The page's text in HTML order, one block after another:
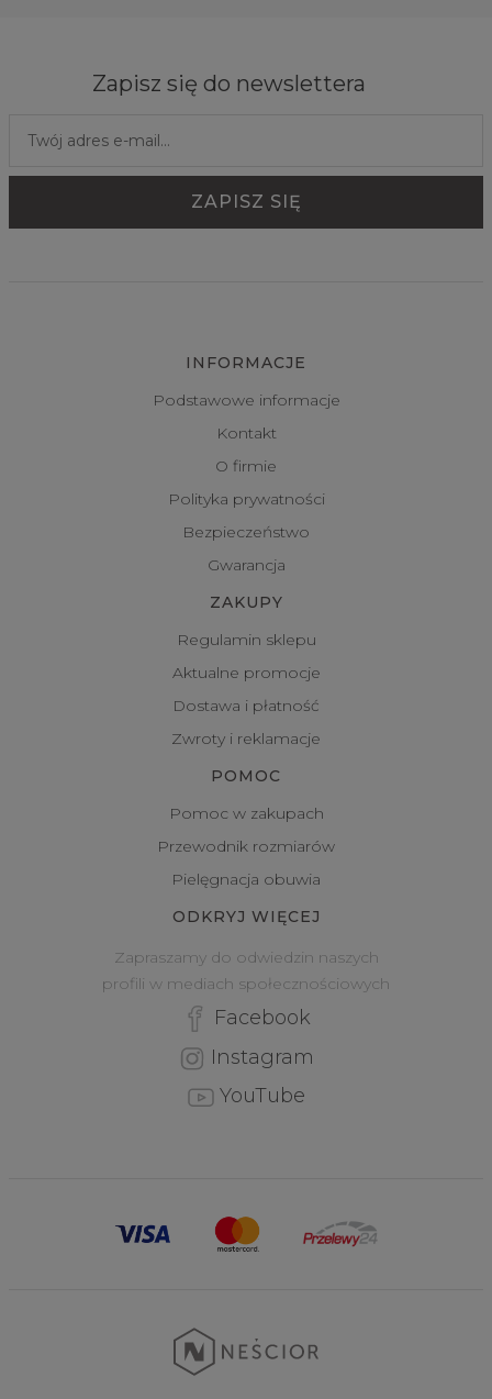
Zapisz się do newslettera
INFORMACJE
Podstawowe informacje
Kontakt
O firmie
Polityka prywatności
Bezpieczeństwo
Gwarancja
ZAKUPY
Regulamin sklepu
Aktualne promocje
Dostawa i płatność
Zwroty i reklamacje
POMOC
Pomoc w zakupach
Przewodnik rozmiarów
Pielęgnacja obuwia
ODKRYJ WIĘCEJ
Zapraszamy do odwiedzin naszych
profili w mediach społecznościowych
Facebook
Instagram
YouTube